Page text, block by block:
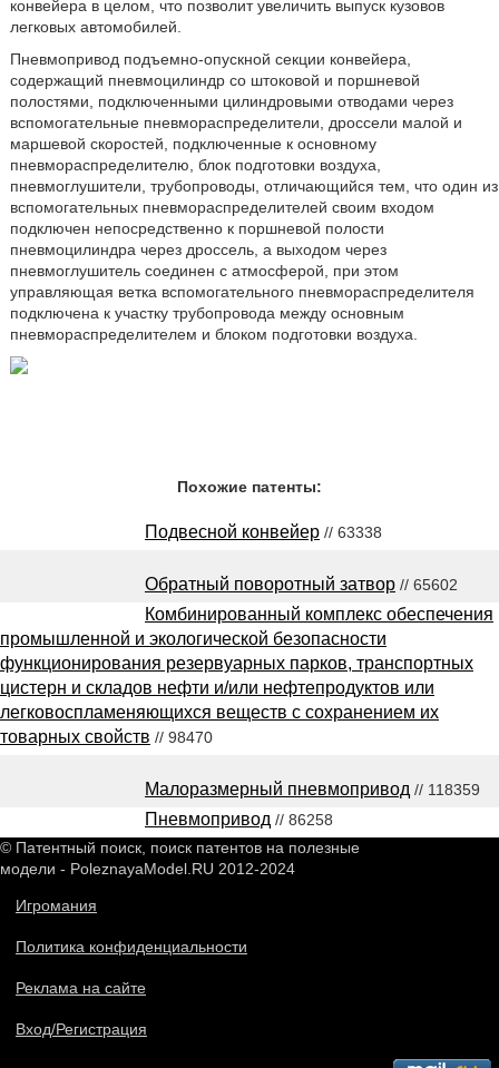
конвейера в целом, что позволит увеличить выпуск кузовов
легковых автомобилей.
Пневмопривод подъемно-опускной секции конвейера,
содержащий пневмоцилиндр со штоковой и поршневой
полостями, подключенными цилиндровыми отводами через
вспомогательные пневмораспределители, дроссели малой и
маршевой скоростей, подключенные к основному
пневмораспределителю, блок подготовки воздуха,
пневмоглушители, трубопроводы, отличающийся тем, что один из
вспомогательных пневмораспределителей своим входом
подключен непосредственно к поршневой полости
пневмоцилиндра через дроссель, а выходом через
пневмоглушитель соединен с атмосферой, при этом
управляющая ветка вспомогательного пневмораспределителя
подключена к участку трубопровода между основным
пневмораспределителем и блоком подготовки воздуха.
Похожие патенты:
Подвесной конвейер // 63338
Обратный поворотный затвор // 65602
Комбинированный комплекс обеспечения
промышленной и экологической безопасности
функционирования резервуарных парков, транспортных
цистерн и складов нефти и/или нефтепродуктов или
легковоспламеняющихся веществ с сохранением их
товарных свойств // 98470
Малоразмерный пневмопривод // 118359
Пневмопривод // 86258
© Патентный поиск, поиск патентов на полезные
модели - PoleznayaModel.RU 2012-2024
Игромания
Политика конфиденциальности
Реклама на сайте
Вход/Регистрация